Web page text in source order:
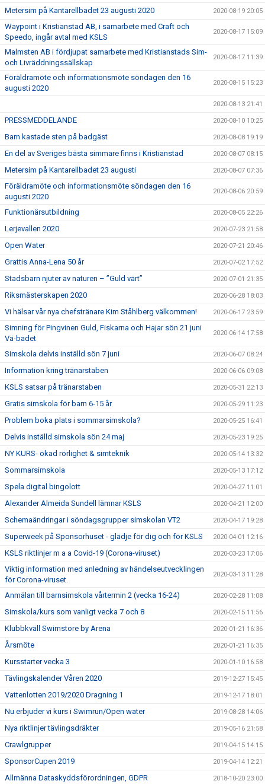
Metersim på Kantarellbadet 23 augusti 2020 2020-08-19 20:05
Waypoint i Kristianstad AB, i samarbete med Craft och
Speedo, ingår avtal med KSLS
2020-08-17 15:09
Malmsten AB i fördjupat samarbete med Kristianstads Sim-
och Livräddningssällskap
2020-08-17 11:39
Föräldramöte och informationsmöte söndagen den 16
augusti 2020
2020-08-15 15:23
2020-08-13 21:41
PRESSMEDDELANDE 2020-08-10 10:25
Barn kastade sten på badgäst 2020-08-08 19:19
En del av Sveriges bästa simmare finns i Kristianstad 2020-08-07 08:15
Metersim på Kantarellbadet 23 augusti 2020-08-07 07:36
Föräldramöte och informationsmöte söndagen den 16
augusti 2020
2020-08-06 20:59
Funktionärsutbildning 2020-08-05 22:26
Lerjevallen 2020 2020-07-23 21:58
Open Water 2020-07-21 20:46
Grattis Anna-Lena 50 år 2020-07-02 17:52
Stadsbarn njuter av naturen – ”Guld värt” 2020-07-01 21:35
Riksmästerskapen 2020 2020-06-28 18:03
Vi hälsar vår nya chefstränare Kim Ståhlberg välkommen! 2020-06-17 23:59
Simning för Pingvinen Guld, Fiskarna och Hajar sön 21 juni
Vä-badet
2020-06-14 17:58
Simskola delvis inställd sön 7 juni 2020-06-07 08:24
Information kring tränarstaben 2020-06-06 09:08
KSLS satsar på tränarstaben 2020-05-31 22:13
Gratis simskola för barn 6-15 år 2020-05-29 11:23
Problem boka plats i sommarsimskola? 2020-05-25 16:41
Delvis inställd simskola sön 24 maj 2020-05-23 19:25
NY KURS- ökad rörlighet & simteknik 2020-05-14 13:32
Sommarsimskola 2020-05-13 17:12
Spela digital bingolott 2020-04-27 11:01
Alexander Almeida Sundell lämnar KSLS 2020-04-21 12:00
Schemaändringar i söndagsgrupper simskolan VT2 2020-04-17 19:28
Superweek på Sponsorhuset - glädje för dig och för KSLS 2020-04-01 12:16
KSLS riktlinjer m a a Covid-19 (Corona-viruset) 2020-03-23 17:06
Viktig information med anledning av händelseutvecklingen
för Corona-viruset.
2020-03-13 11:28
Anmälan till barnsimskola vårtermin 2 (vecka 16-24) 2020-02-28 11:08
Simskola/kurs som vanligt vecka 7 och 8 2020-02-15 11:56
Klubbkväll Swimstore by Arena 2020-01-21 16:36
Årsmöte 2020-01-21 16:35
Kursstarter vecka 3 2020-01-10 16:58
Tävlingskalender Våren 2020 2019-12-27 15:45
Vattenlotten 2019/2020 Dragning 1 2019-12-17 18:01
Nu erbjuder vi kurs i Swimrun/Open water 2019-08-28 14:06
Nya riktlinjer tävlingsdräkter 2019-05-16 21:58
Crawlgrupper 2019-04-15 14:15
SponsorCupen 2019 2019-04-14 12:21
Allmänna Dataskyddsförordningen, GDPR 2018-10-20 23:00